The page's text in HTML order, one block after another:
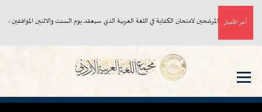
آخر الأخبارأسماء المرشحين لامتحان الكفاية في اللغة العربية الذي سيعقد يوم السبت والاثنين الموافقين ٨، ١٠/ ٨/ ٢٠٢٦م